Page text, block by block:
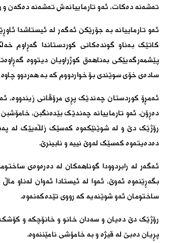
تەشەنە دەکات، ئەو تارماییانەش تەشەنە دەکەن و
ئەو تارماییانە بە جۆرێکن ئەگەر لە ئیستاشدا
کاتێک بەناو گوندەکانی کوردستاندا گەڕاوم
پێشمەرگەیێکی بەناهەق کوژراویان دیتووە
سادەی خۆی سوێندی بۆ خواردووم کە بە هەردوو
ئەمڕۆ کوردستان چەندێک پڕی مرۆڤانی زیندووە،
دەڕۆن. ئەو تارماییانە چەندێک بێدەنگبن،
رۆژێک دێ و لە شوێنێکەوە کەسێک زلڵەیێک لە
دەدەیتەوە کەسێک لەوێ نییە و نابینرێ.
ئەگەر لە رابردوودا گوناهەکان لە دەرەوەی
بگەڕێنەوە ئەوێ، ئەوا لە ئیستادا ئەوان لەناو
ساختومان ئەو شوێنەیە کە رووی تێدەکەنەوە.
رۆژێک دێ دەیان و سەدان خانو و خانۆچکە و کۆشک
پڕیان دەبێ لە قیژە و بە خامۆشی نامێننەوە.